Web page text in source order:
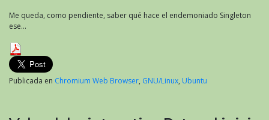
Me queda, como pendiente, saber qué hace el endemoniado Singleton
ese…
Publicada en Chromium Web Browser, GNU/Linux, Ubuntu